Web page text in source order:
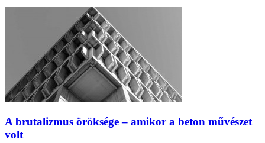
A brutalizmus öröksége – amikor a beton művészet
volt